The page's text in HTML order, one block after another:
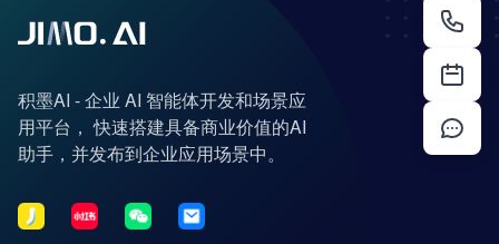
积墨AI - 企业 AI 智能体开发和场景应
用平台， 快速搭建具备商业价值的AI
助手，并发布到企业应用场景中。